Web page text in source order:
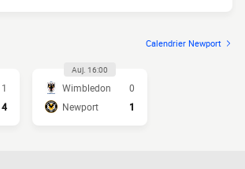
Calendrier Newport
1
4
Auj. 16:00
Wimbledon
0
Newport
1